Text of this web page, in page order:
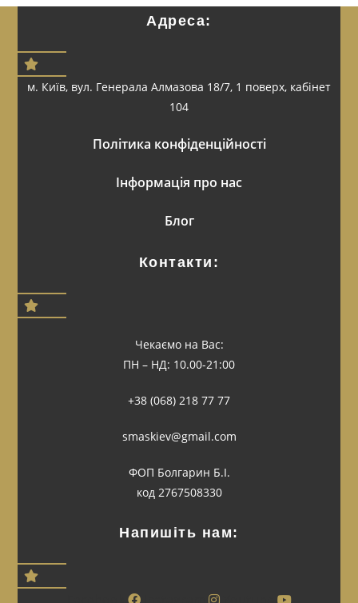
Адреса:
м. Київ, вул. Генерала Алмазова 18/7, 1 поверх, кабінет
104
Політика конфіденційності
Інформація про нас
Блог
Контакти:
Чекаємо на Вас:
ПН – НД: 10.00-21:00
+38 (068) 218 77 77
smaskiev@gmail.com
ФОП Болгарин Б.І.
код 2767508330
Напишіть нам: